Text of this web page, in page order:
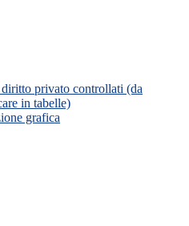
privato controllati (da
in tabelle)
grafica